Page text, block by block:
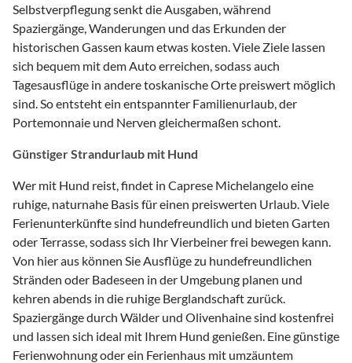
Selbstverpflegung senkt die Ausgaben, während
Spaziergänge, Wanderungen und das Erkunden der
historischen Gassen kaum etwas kosten. Viele Ziele lassen
sich bequem mit dem Auto erreichen, sodass auch
Tagesausflüge in andere toskanische Orte preiswert möglich
sind. So entsteht ein entspannter Familienurlaub, der
Portemonnaie und Nerven gleichermaßen schont.
Günstiger Strandurlaub mit Hund
Wer mit Hund reist, findet in Caprese Michelangelo eine
ruhige, naturnahe Basis für einen preiswerten Urlaub. Viele
Ferienunterkünfte sind hundefreundlich und bieten Garten
oder Terrasse, sodass sich Ihr Vierbeiner frei bewegen kann.
Von hier aus können Sie Ausflüge zu hundefreundlichen
Stränden oder Badeseen in der Umgebung planen und
kehren abends in die ruhige Berglandschaft zurück.
Spaziergänge durch Wälder und Olivenhaine sind kostenfrei
und lassen sich ideal mit Ihrem Hund genießen. Eine günstige
Ferienwohnung oder ein Ferienhaus mit umzäuntem